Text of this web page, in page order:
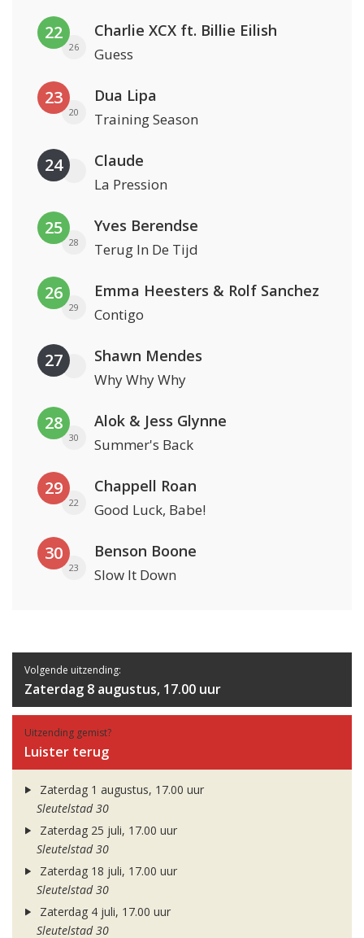
22
26
Charlie XCX ft. Billie Eilish
Guess
23
20
Dua Lipa
Training Season
24 Claude
La Pression
25
28
Yves Berendse
Terug In De Tijd
26
29
Emma Heesters & Rolf Sanchez
Contigo
27 Shawn Mendes
Why Why Why
28
30
Alok & Jess Glynne
Summer's Back
29
22
Chappell Roan
Good Luck, Babe!
30
23
Benson Boone
Slow It Down
Volgende uitzending:
Zaterdag 8 augustus, 17.00 uur
Uitzending gemist?
Luister terug
Zaterdag 1 augustus, 17.00 uur
Sleutelstad 30
Zaterdag 25 juli, 17.00 uur
Sleutelstad 30
Zaterdag 18 juli, 17.00 uur
Sleutelstad 30
Zaterdag 4 juli, 17.00 uur
Sleutelstad 30